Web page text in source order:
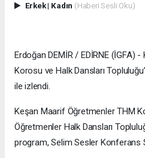
Erkek| Kadın (Haberi Sesli Oku)
Erdoğan DEMİR / EDİRNE (İGFA)
Korosu ve Halk Dansları
ile izlendi.
Keşan Maarif Öğretmenler THM
Öğretmenler Halk Dansları
program, Selim Sesler Konferans